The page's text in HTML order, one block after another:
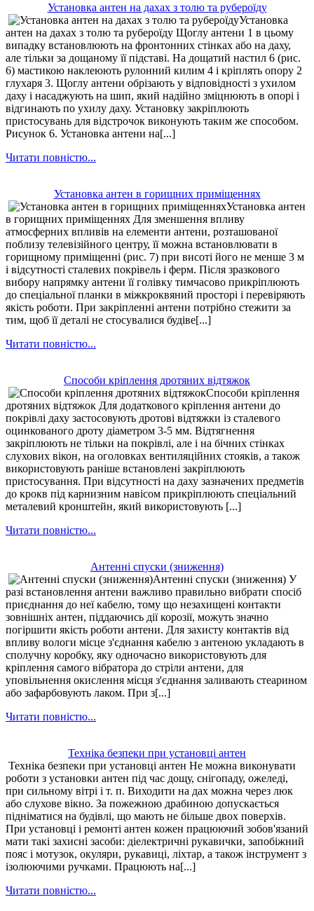
Установка антен на дахах з толю та рубероїду
Установка
антен на дахах з толю та рубероїду Щоглу антени 1 в цьому
випадку встановлюють на фронтонних стінках або на даху,
але тільки за дощаному її підставі. На дощатий настил 6 (рис.
6) мастикою наклеюють рулонний килим 4 і кріплять опору 2
глухаря 3. Щоглу антени обрізають у відповідності з ухилом
даху і насаджують на шип, який надійно зміцнюють в опорі і
відгинають по ухилу даху. Установку закріплюють
пристосувань для відстрочок виконують таким же способом.
Рисунок 6. Установка антени на[...]
Читати повністю...
Установка антен в горищних приміщеннях
Установка антен
в горищних приміщеннях Для зменшення впливу
атмосферних впливів на елементи антени, розташованої
поблизу телевізійного центру, її можна встановлювати в
горищному приміщенні (рис. 7) при висоті його не менше 3 м
і відсутності сталевих покрівель і ферм. Після зразкового
вибору напрямку антени її голівку тимчасово прикріплюють
до спеціальної планки в міжкроквяний просторі і перевіряють
якість роботи. При закріпленні антени потрібно стежити за
тим, щоб її деталі не стосувалися будіве[...]
Читати повністю...
Способи кріплення дротяних відтяжок
Способи кріплення
дротяних відтяжок Для додаткового кріплення антени до
покрівлі даху застосовують дротові відтяжки із сталевого
оцинкованого дроту діаметром 3-5 мм. Відтягнення
закріплюють не тільки на покрівлі, але і на бічних стінках
слухових вікон, на оголовках вентиляційних стояків, а також
використовують раніше встановлені закріплюють
пристосування. При відсутності на даху зазначених предметів
до крокв під карнизним навісом прикріплюють спеціальний
металевий кронштейн, який використовують [...]
Читати повністю...
Антенні спуски (зниження)
Антенні спуски (зниження) У
разі встановлення антени важливо правильно вибрати спосіб
приєднання до неї кабелю, тому що незахищені контакти
зовнішніх антен, піддаючись дії корозії, можуть значно
погіршити якість роботи антени. Для захисту контактів від
впливу вологи місце з'єднання кабелю з антеною укладають в
сполучну коробку, яку одночасно використовують для
кріплення самого вібратора до стріли антени, для
уповільнення окислення місця з'єднання заливають стеарином
або зафарбовують лаком. При з[...]
Читати повністю...
Техніка безпеки при установці антен
Техніка безпеки при установці антен Не можна виконувати
роботи з установки антен під час дощу, снігопаду, ожеледі,
при сильному вітрі і т. п. Виходити на дах можна через люк
або слухове вікно. За пожежною драбиною допускається
підніматися на будівлі, що мають не більше двох поверхів.
При установці і ремонті антен кожен працюючий зобов'язаний
мати такі захисні засоби: діелектричні рукавички, запобіжний
пояс і мотузок, окуляри, рукавиці, ліхтар, а також інструмент з
ізолюючими ручками. Працюють на[...]
Читати повністю...